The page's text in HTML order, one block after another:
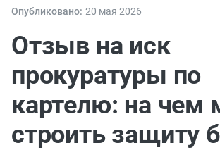
Опубликовано: 20 мая 2026
Отзыв на иск
прокуратуры по
картелю: на чем
строить защиту